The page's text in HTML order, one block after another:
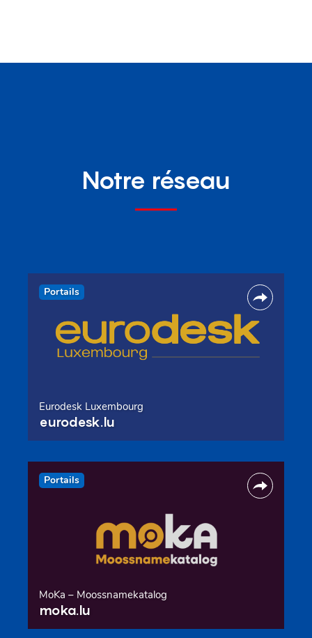
Notre réseau
Portails
Eurodesk Luxembourg
eurodesk.lu
Portails
MoKa – Moossnamekatalog
moka.lu